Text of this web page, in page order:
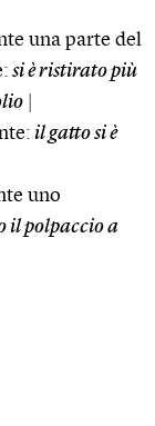
una parte del
si è ristirato più
il gatto si è
uno
il polpaccio a